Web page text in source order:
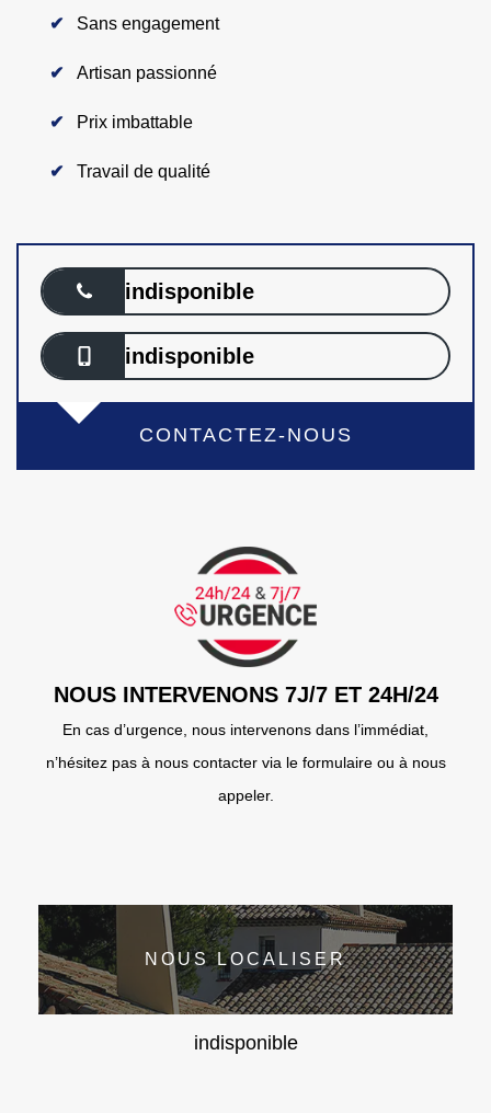
Sans engagement
Artisan passionné
Prix imbattable
Travail de qualité
indisponible
indisponible
CONTACTEZ-NOUS
NOUS INTERVENONS 7J/7 ET 24H/24
En cas d’urgence, nous intervenons dans l’immédiat,
n’hésitez pas à nous contacter via le formulaire ou à nous
appeler.
NOUS LOCALISER
indisponible